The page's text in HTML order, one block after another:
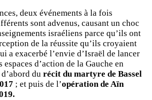
deux événements à la fois
sont advenus, causant un choc
israéliens parce qu’ils ont
de la réussite qu’ils croyaient
a exacerbé l’envie d’Israël de lancer
espaces d’action de la Gauche en
du récit du martyre de Bassel
; et puis de l’opération de Aïn